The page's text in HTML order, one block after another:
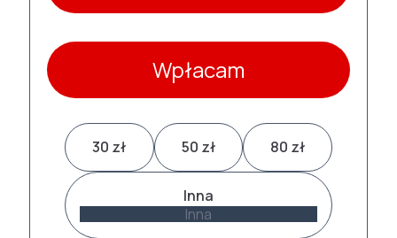
Wpłacam
30 zł 50 zł 80 zł
Inna